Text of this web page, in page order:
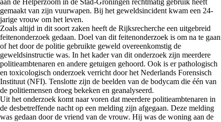
aan de Helperzoom in de Stad-Groningen rechtmatig gebruik heeft
gemaakt van zijn vuurwapen. Bij het geweldsincident kwam een 24-
jarige vrouw om het leven.
Zoals altijd in dit soort zaken heeft de Rijksrecherche een uitgebreid
feitenonderzoek gedaan. Doel van dit feitenonderzoek is om na te gaan
of het door de politie gebruikte geweld overeenkomstig de
geweldsinstructie was. In het kader van dit onderzoek zijn meerdere
politieambtenaren en andere getuigen gehoord. Ook is er pathologisch
en toxicologisch onderzoek verricht door het Nederlands Forensisch
Instituut (NFI). Tenslotte zijn de beelden van de bodycam die één van
de politiemensen droeg bekeken en geanalyseerd.
Uit het onderzoek komt naar voren dat meerdere politieambtenaren in
de desbetreffende nacht op een melding zijn afgegaan. Deze melding
was gedaan door de vriend van de vrouw. Hij was de woning aan de